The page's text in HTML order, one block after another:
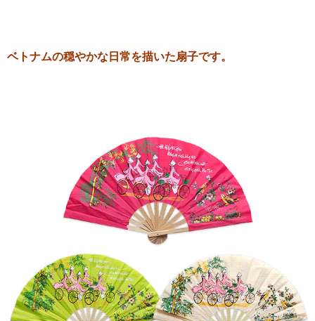
ベトナムの穏やかな日常を描いた扇子です。